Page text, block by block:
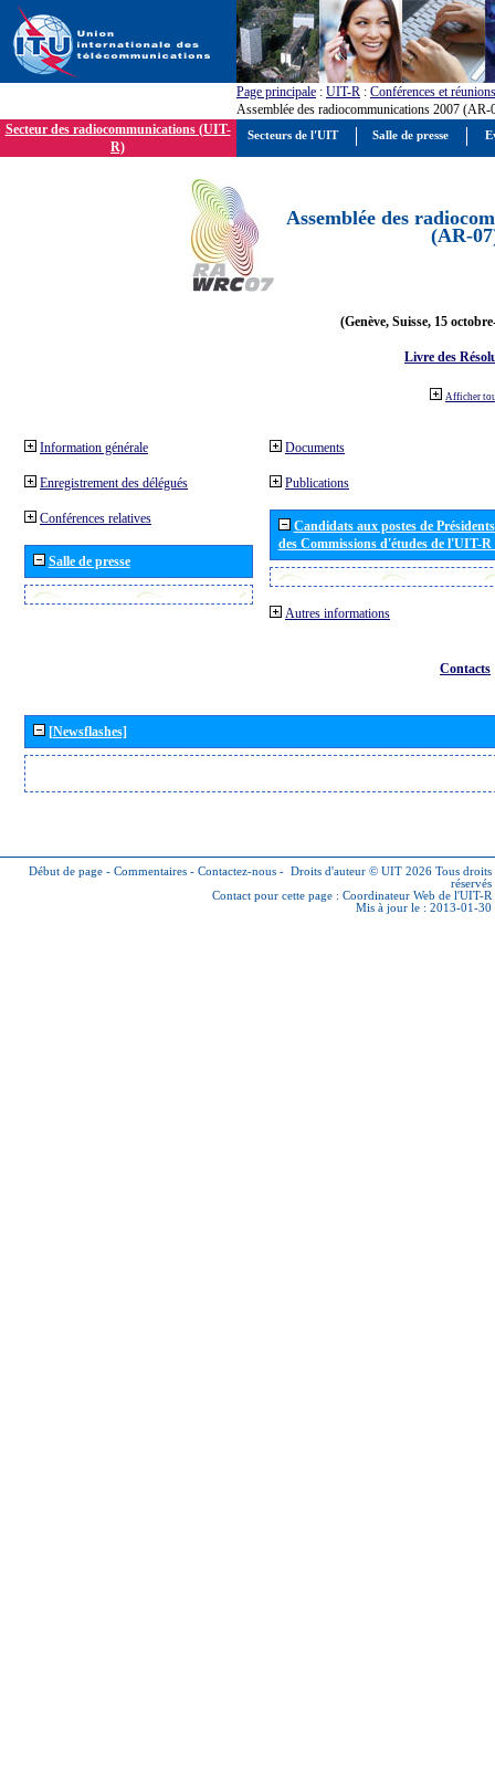
Page principale : UIT-R : Conférences et réunions
Assemblée des radiocommunications 2007 (AR-
Secteur des radiocommunications (UIT-
R)
Assemblée des
(AR-
(Genève, Suisse, 15
Livre des
Afficher
Information générale
Enregistrement des délégués
Conférences relatives
Salle de presse
Documents
Publications
Candidats aux postes de
des Commissions d'études de l'UIT-
Autres informations
Contacts
[Newsflashes]
Début de page - Commentaires - Contactez-nous - Droits d'auteur © UIT 2026 Tous droits
réservés
Contact pour cette page : Coordinateur Web de l'UIT-R
Mis à jour le : 2013-01-30
Secteurs de l'UIT Salle de presse